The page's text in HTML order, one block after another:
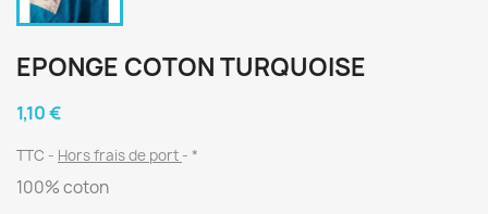
EPONGE COTON TURQUOISE
1,10 €
TTC Hors frais de port *
100% coton